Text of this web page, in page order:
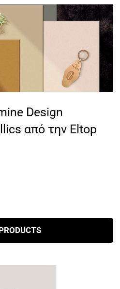
Design
από την Eltop